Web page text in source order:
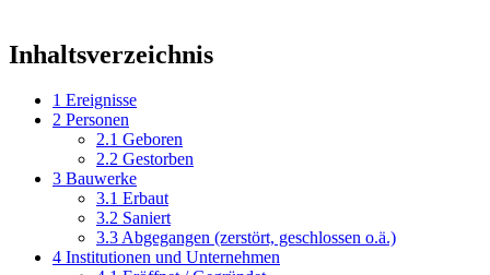
Inhaltsverzeichnis
1 Ereignisse
2 Personen
2.1 Geboren
2.2 Gestorben
3 Bauwerke
3.1 Erbaut
3.2 Saniert
3.3Abgegangen (zerstört, geschlossen o.ä.)
4 Institutionen und Unternehmen